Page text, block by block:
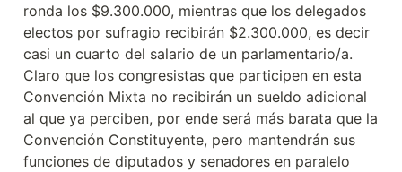
ronda los $9.300.000, mientras que los delegados
electos por sufragio recibirán $2.300.000, es decir
casi un cuarto del salario de un parlamentario/a.
Claro que los congresistas que participen en esta
Convención Mixta no recibirán un sueldo adicional
al que ya perciben, por ende será más barata que la
Convención Constituyente, pero mantendrán sus
funciones de diputados y senadores en paralelo